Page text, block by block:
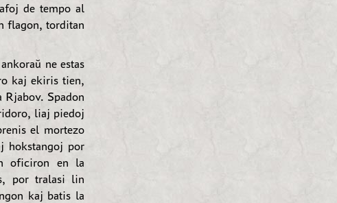
de tempo al
flagon, torditan
ne estas
kaj ekiris tien,
Spadon
liaj piedoj
el mortezo
hokstangoj por
oficiron en la
por tralasi lin
kaj batis la